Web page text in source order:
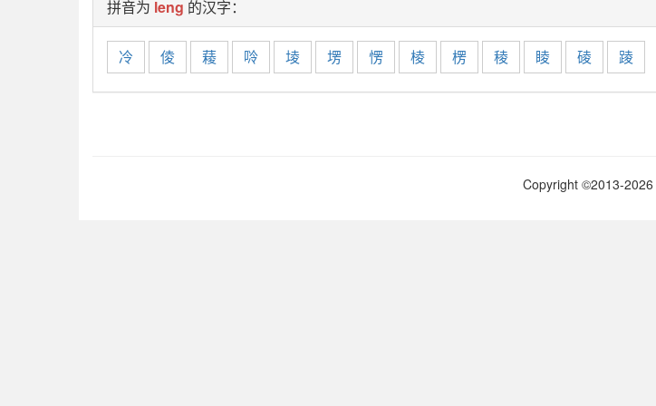
拼音为 leng 的汉字：
冷 倰 薐 唥 堎 塄 愣 棱 楞 稜 睖 碐 踜
Copyright ©2013-2026